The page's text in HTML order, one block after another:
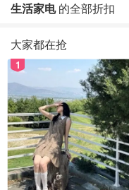
生活家电的全部折扣
大家都在抢
1